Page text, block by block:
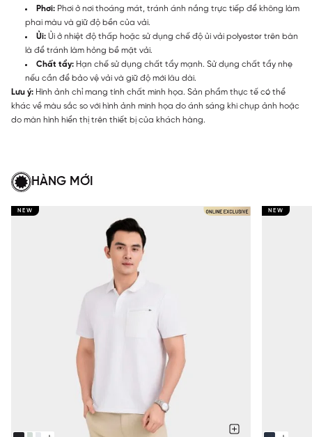
Phơi: Phơi ở nơi thoáng mát, tránh ánh nắng trực tiếp để không làm
phai màu và giữ độ bền của vải.
Ủi: Ủi ở nhiệt độ thấp hoặc sử dụng chế độ ủi vải polyester trên bàn
là để tránh làm hỏng bề mặt vải.
Chất tẩy: Hạn chế sử dụng chất tẩy mạnh. Sử dụng chất tẩy nhẹ
nếu cần để bảo vệ vải và giữ độ mới lâu dài.
Lưu ý: Hình ảnh chỉ mang tính chất minh họa. Sản phẩm thực tế có thể
khác về màu sắc so với hình ảnh minh họa do ánh sáng khi chụp ảnh hoặc
do màn hình hiển thị trên thiết bị của khách hàng.
HÀNG MỚI
NEW NEW